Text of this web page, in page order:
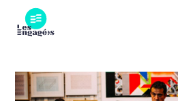
content